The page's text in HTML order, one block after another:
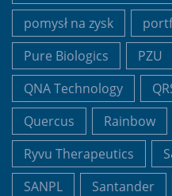
pomysł na zysk
Pure Biologics
PZU
QNA Technology
Quercus
Rainbow
Ryvu Therapeutics
SANPL
Santander